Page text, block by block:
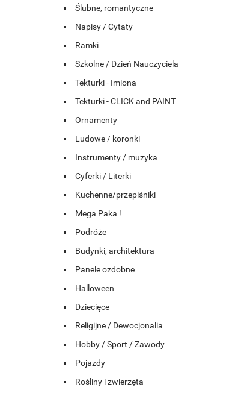
Ślubne, romantyczne
Napisy / Cytaty
Ramki
Szkolne / Dzień Nauczyciela
Tekturki - Imiona
Tekturki - CLICK and PAINT
Ornamenty
Ludowe / koronki
Instrumenty / muzyka
Cyferki / Literki
Kuchenne/przepiśniki
Mega Paka !
Podróże
Budynki, architektura
Panele ozdobne
Halloween
Dziecięce
Religijne / Dewocjonalia
Hobby / Sport / Zawody
Pojazdy
Rośliny i zwierzęta